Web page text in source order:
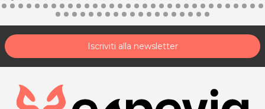
Per ulteriori informazioni sull'offerta o sulle modalità di acquisto
scrivi aposta@espevia.it.
Iscriviti alla newsletter